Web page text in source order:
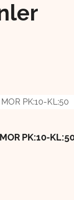
PK:10-